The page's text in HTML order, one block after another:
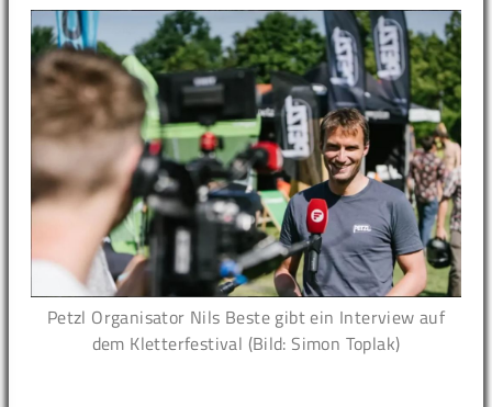
Petzl Organisator Nils Beste gibt ein Interview auf
dem Kletterfestival (Bild: Simon Toplak)